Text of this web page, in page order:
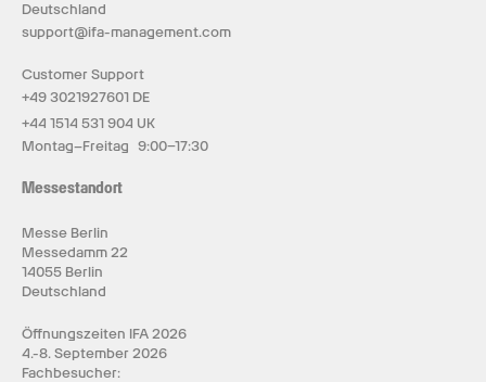
Deutschland
support@ifa-management.com
Customer Support
+49 3021927601 DE
+44 1514 531 904 UK
Montag–Freitag 9:00–17:30
Messestandort
Messe Berlin
Messedamm 22
14055 Berlin
Deutschland
Öffnungszeiten IFA 2026
4.-8. September 2026
Fachbesucher: